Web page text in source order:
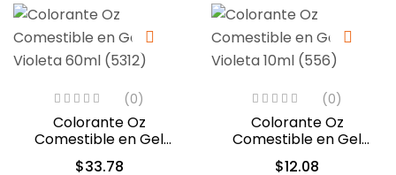
(0)
Colorante Oz
Comestible en Gel
Violeta 60ml (5312)
$33.78
(0)
Colorante Oz
Comestible en Gel
Violeta 10ml (556)
$12.08